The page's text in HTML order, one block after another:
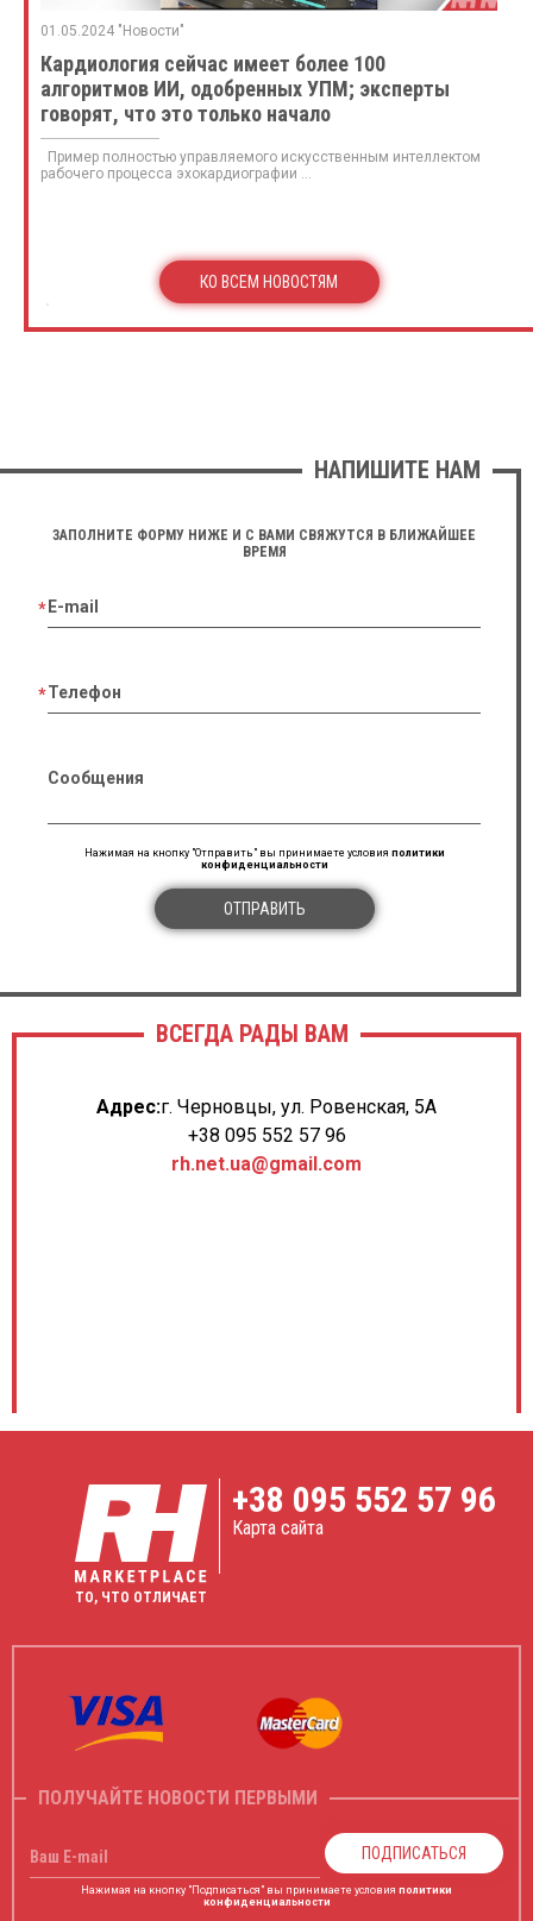
01.05.2024 "Новости"
Кардиология сейчас имеет более 100
алгоритмов ИИ, одобренных УПМ; эксперты
говорят, что это только начало
Пример полностью управляемого искусственным интеллектом
рабочего процесса эхокардиографии ...
КО ВСЕМ НОВОСТЯМ
НАПИШИТЕ НАМ
ЗАПОЛНИТЕ ФОРМУ НИЖЕ И С ВАМИ СВЯЖУТСЯ В БЛИЖАЙШЕЕ
ВРЕМЯ
E-mail
Телефон
Сообщения
Нажимая на кнопку "Отправить" вы принимаете условия политики
конфиденциальности
ОТПРАВИТЬ
ВСЕГДА РАДЫ ВАМ
Адрес:г. Черновцы, ул. Ровенская, 5А
+38 095 552 57 96
rh.net.ua@gmail.com
ТО, ЧТО ОТЛИЧАЕТ
+38 095 552 57 96
Карта сайта
ПОЛУЧАЙТЕ НОВОСТИ ПЕРВЫМИ
Ваш E-mail ПОДПИСАТЬСЯ
Нажимая на кнопку "Подписаться" вы принимаете условия политики
конфиденциальности